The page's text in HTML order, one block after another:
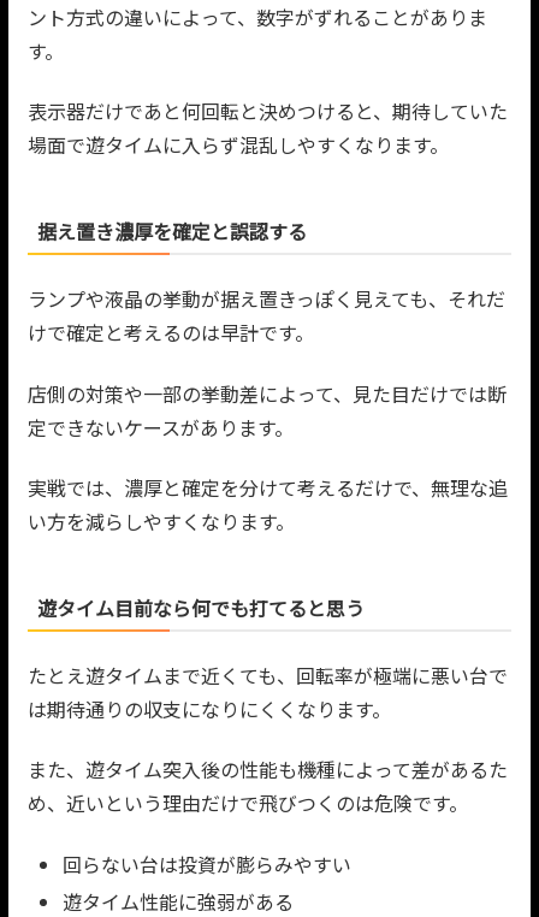
ント方式の違いによって、数字がずれることがありま
す。
表示器だけであと何回転と決めつけると、期待していた
場面で遊タイムに入らず混乱しやすくなります。
据え置き濃厚を確定と誤認する
ランプや液晶の挙動が据え置きっぽく見えても、それだ
けで確定と考えるのは早計です。
店側の対策や一部の挙動差によって、見た目だけでは断
定できないケースがあります。
実戦では、濃厚と確定を分けて考えるだけで、無理な追
い方を減らしやすくなります。
遊タイム目前なら何でも打てると思う
たとえ遊タイムまで近くても、回転率が極端に悪い台で
は期待通りの収支になりにくくなります。
また、遊タイム突入後の性能も機種によって差があるた
め、近いという理由だけで飛びつくのは危険です。
回らない台は投資が膨らみやすい
遊タイム性能に強弱がある